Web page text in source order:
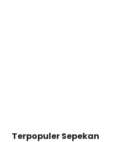
Terpopuler Sepekan